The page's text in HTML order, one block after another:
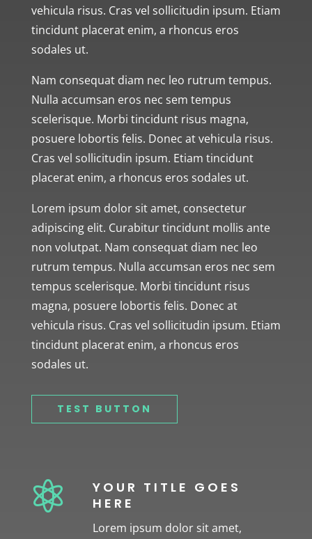
vehicula risus. Cras vel sollicitudin ipsum. Etiam
tincidunt placerat enim, a rhoncus eros
sodales ut.
Nam consequat diam nec leo rutrum tempus.
Nulla accumsan eros nec sem tempus
scelerisque. Morbi tincidunt risus magna,
posuere lobortis felis. Donec at vehicula risus.
Cras vel sollicitudin ipsum. Etiam tincidunt
placerat enim, a rhoncus eros sodales ut.
Lorem ipsum dolor sit amet, consectetur
adipiscing elit. Curabitur tincidunt mollis ante
non volutpat. Nam consequat diam nec leo
rutrum tempus. Nulla accumsan eros nec sem
tempus scelerisque. Morbi tincidunt risus
magna, posuere lobortis felis. Donec at
vehicula risus. Cras vel sollicitudin ipsum. Etiam
tincidunt placerat enim, a rhoncus eros
sodales ut.
TEST BUTTON

YOUR TITLE GOES
HERE
Lorem ipsum dolor sit amet,